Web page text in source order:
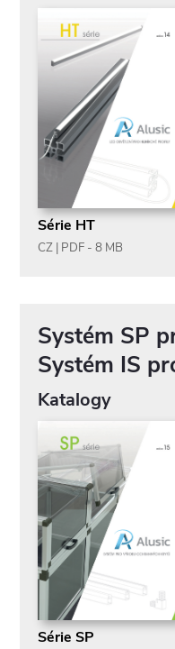
Série HT
CZ | PDF - 8 MB
Systém SP
Systém IS
Katalogy
Série SP